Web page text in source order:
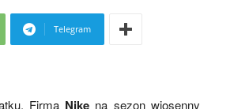
Telegram
Firma Nike na sezon wiosenny